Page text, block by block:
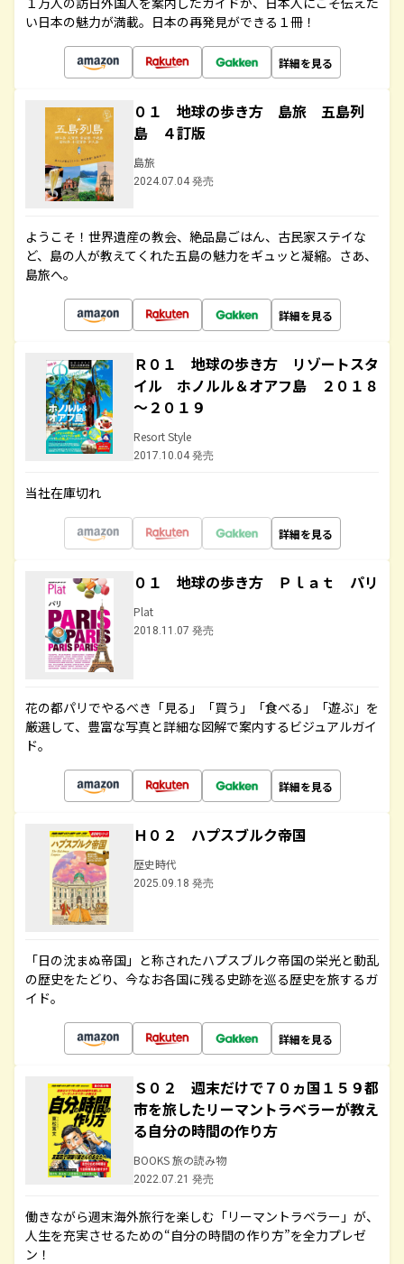
い日本の魅力が満載。日本の再発見ができる１冊！
詳細を見る
０１ 地球の歩き方 島旅 五島列
島 ４訂版
島旅
2024.07.04 発売
ようこそ！世界遺産の教会、絶品島ごはん、古民家ステイな
ど、島の人が教えてくれた五島の魅力をギュッと凝縮。さあ、
島旅へ。
詳細を見る
Ｒ０１ 地球の歩き方 リゾートスタ
イル ホノルル＆オアフ島 ２０１８
～２０１９
Resort Style
2017.10.04 発売
当社在庫切れ
詳細を見る
０１ 地球の歩き方 Ｐｌａｔ パリ
Plat
2018.11.07 発売
花の都パリでやるべき「見る」「買う」「食べる」「遊ぶ」を
厳選して、豊富な写真と詳細な図解で案内するビジュアルガイ
ド。
詳細を見る
Ｈ０２ ハプスブルク帝国
歴史時代
2025.09.18 発売
「日の沈まぬ帝国」と称されたハプスブルク帝国の栄光と動乱
の歴史をたどり、今なお各国に残る史跡を巡る歴史を旅するガ
イド。
詳細を見る
Ｓ０２ 週末だけで７０ヵ国１５９都
市を旅したリーマントラベラーが教え
る自分の時間の作り方
BOOKS 旅の読み物
2022.07.21 発売
働きながら週末海外旅行を楽しむ「リーマントラベラー」が、
人生を充実させるための“自分の時間の作り方”を全力プレゼ
ン！